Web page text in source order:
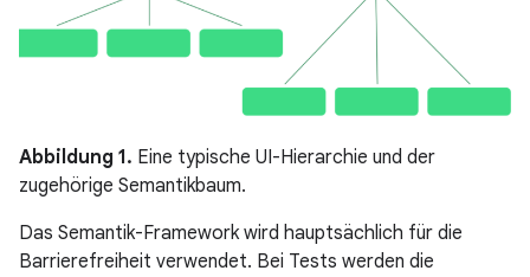
Abbildung 1. Eine typische UI-Hierarchie und der
zugehörige Semantikbaum.
Das Semantik-Framework wird hauptsächlich für die
Barrierefreiheit verwendet. Bei Tests werden die